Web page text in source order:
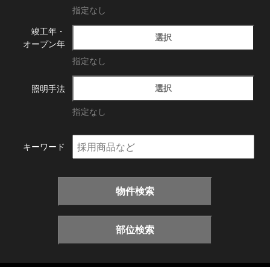
指定なし
竣工年・
オープン年
選択
指定なし
照明手法 選択
指定なし
キーワード
物件検索
部位検索